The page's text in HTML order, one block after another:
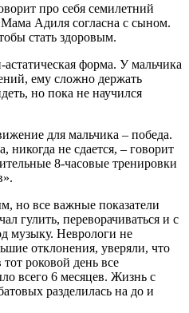
про себя семилетний
Адиля согласна с сыном.
стать здоровым.
форма. У мальчика
ему сложно держать
но пока не научился
для мальчика – победа.
не сдается, – говорит
8-часовые тренировки
но все важные показатели
гулить, переворачиваться и с
музыку. Неврологи не
отклонения, уверяли, что
роковой день все
всего 6 месяцев. Жизнь с
разделилась на до и